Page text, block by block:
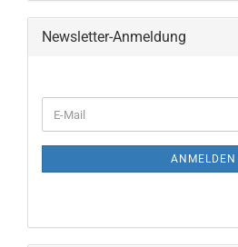
Newsletter-Anmeldung
ZUR
E-
Mail
ANMELDEN